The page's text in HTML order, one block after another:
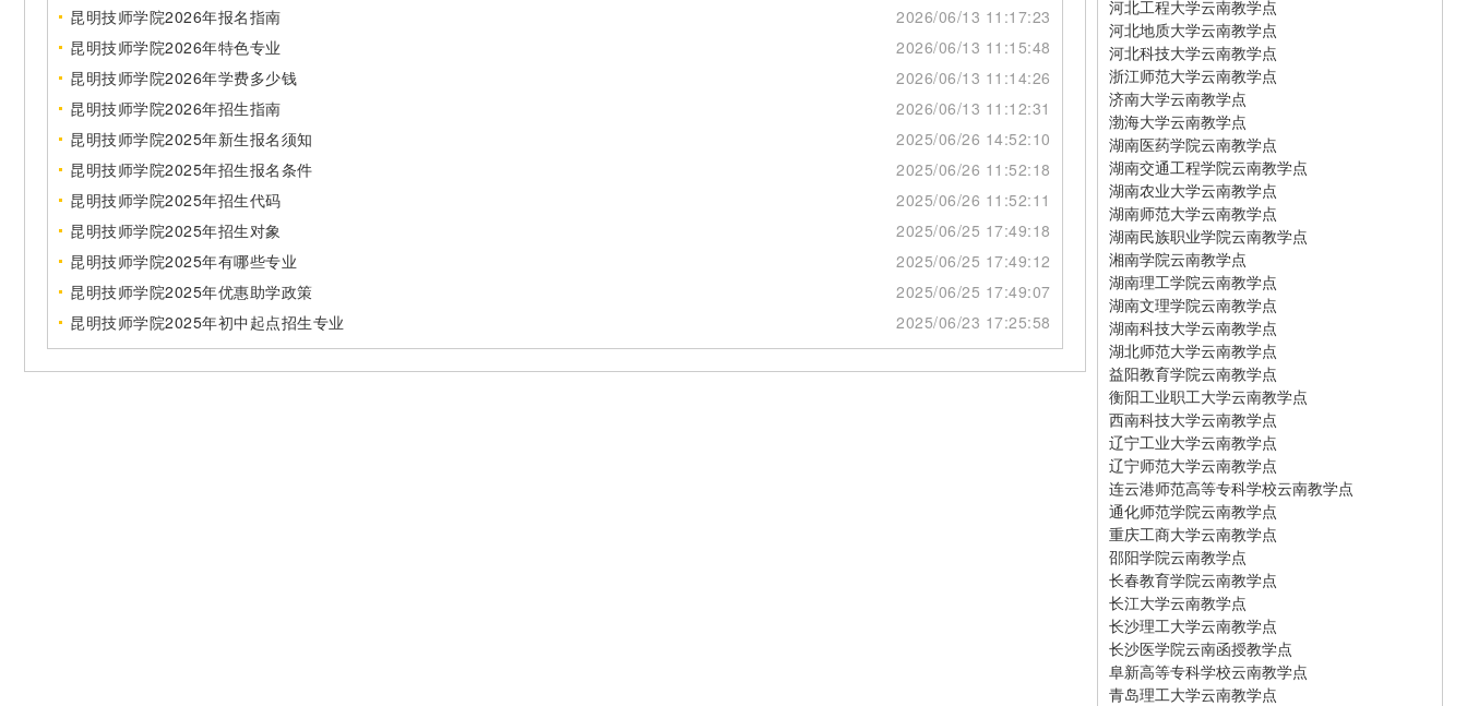
昆明技师学院2026年报名指南
2026/06/13 11:17:23
昆明技师学院2026年特色专业
2026/06/13 11:15:48
昆明技师学院2026年学费多少钱
2026/06/13 11:14:26
昆明技师学院2026年招生指南
2026/06/13 11:12:31
昆明技师学院2025年新生报名须知
2025/06/26 14:52:10
昆明技师学院2025年招生报名条件
2025/06/26 11:52:18
昆明技师学院2025年招生代码
2025/06/26 11:52:11
昆明技师学院2025年招生对象
2025/06/25 17:49:18
昆明技师学院2025年有哪些专业
2025/06/25 17:49:12
昆明技师学院2025年优惠助学政策
2025/06/25 17:49:07
昆明技师学院2025年初中起点招生专业
2025/06/23 17:25:58
河北工程大学云南教学点
河北地质大学云南教学点
河北科技大学云南教学点
浙江师范大学云南教学点
济南大学云南教学点
渤海大学云南教学点
湖南医药学院云南教学点
湖南交通工程学院云南教学点
湖南农业大学云南教学点
湖南师范大学云南教学点
湖南民族职业学院云南教学点
湘南学院云南教学点
湖南理工学院云南教学点
湖南文理学院云南教学点
湖南科技大学云南教学点
湖北师范大学云南教学点
益阳教育学院云南教学点
衡阳工业职工大学云南教学点
西南科技大学云南教学点
辽宁工业大学云南教学点
辽宁师范大学云南教学点
连云港师范高等专科学校云南教学点
通化师范学院云南教学点
重庆工商大学云南教学点
邵阳学院云南教学点
长春教育学院云南教学点
长江大学云南教学点
长沙理工大学云南教学点
长沙医学院云南函授教学点
阜新高等专科学校云南教学点
青岛理工大学云南教学点